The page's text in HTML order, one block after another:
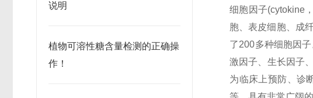
说明
植物可溶性糖含量检测的正确操
作！
细胞因子(cytokine ，
胞、表皮细胞、成
了200多种细胞因
激因子、生长因子
为临床上预防、诊